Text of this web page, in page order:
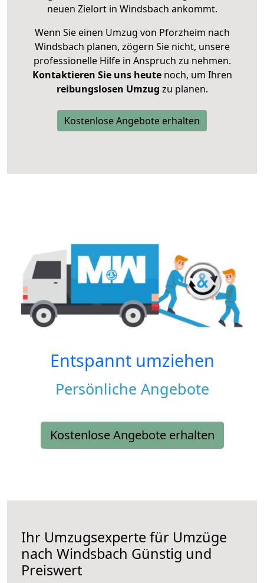
neuen Zielort in Windsbach ankommt.
Wenn Sie einen Umzug von Pforzheim nach
Windsbach planen, zögern Sie nicht, unsere
professionelle Hilfe in Anspruch zu nehmen.
Kontaktieren Sie uns heutenoch, um Ihren
reibungslosen Umzug zu planen.
Kostenlose Angebote erhalten
Entspannt umziehen
Persönliche Angebote
Kostenlose Angebote erhalten
Ihr Umzugsexperte für Umzüge
nach Windsbach Günstig und
Preiswert